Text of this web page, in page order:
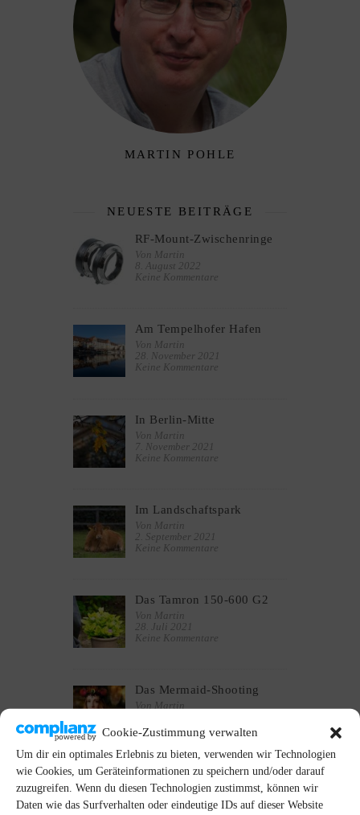
Cookie-Zustimmung verwalten
Um dir ein optimales Erlebnis zu bieten, verwenden wir Technologien
wie Cookies, um Geräteinformationen zu speichern und/oder darauf
zuzugreifen. Wenn du diesen Technologien zustimmst, können wir
Daten wie das Surfverhalten oder eindeutige IDs auf dieser Website
MARTIN POHLE
NEUESTE BEITRÄGE
RF-Mount-Zwischenringe
Von Martin
8. August 2022
Keine Kommentare
Am Tempelhofer Hafen
Von Martin
28. November 2021
Keine Kommentare
In Berlin-Mitte
Von Martin
7. November 2021
Keine Kommentare
Im Landschaftspark
Von Martin
2. September 2021
Keine Kommentare
Das Tamron 150-600 G2
Von Martin
28. Juli 2021
Keine Kommentare
Das Mermaid-Shooting
Von Martin
Keine Kommentare
NEUESTE KOMMENTARE